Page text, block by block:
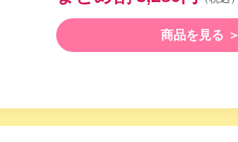
商品を見る ＞